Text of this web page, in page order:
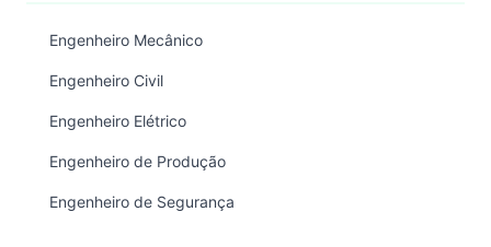
Engenheiro Mecânico
Engenheiro Civil
Engenheiro Elétrico
Engenheiro de Produção
Engenheiro de Segurança